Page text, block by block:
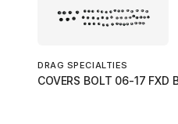
DRAG SPECIALTIES
COVERS BOLT 06-17 FXD